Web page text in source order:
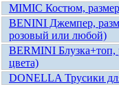
MIMIC Костюм,
BENINI Джемпер,
розовый или любой)
BERMINI Блузка+топ,
цвета)
DONELLA Трусики